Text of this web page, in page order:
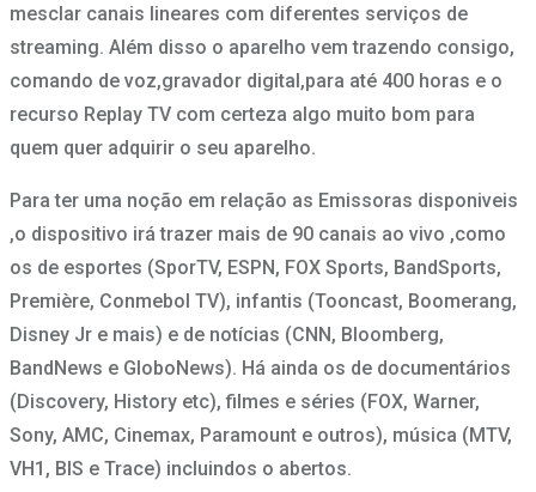
mesclar canais lineares com diferentes serviços de
streaming. Além disso o aparelho vem trazendo consigo,
comando de voz,gravador digital,para até 400 horas e o
recurso Replay TV com certeza algo muito bom para
quem quer adquirir o seu aparelho.
Para ter uma noção em relação as Emissoras disponiveis
,o dispositivo irá trazer mais de 90 canais ao vivo ,como
os de esportes (SporTV, ESPN, FOX Sports, BandSports,
Première, Conmebol TV), infantis (Tooncast, Boomerang,
Disney Jr e mais) e de notícias (CNN, Bloomberg,
BandNews e GloboNews). Há ainda os de documentários
(Discovery, History etc), filmes e séries (FOX, Warner,
Sony, AMC, Cinemax, Paramount e outros), música (MTV,
VH1, BIS e Trace) incluindos o abertos.